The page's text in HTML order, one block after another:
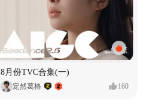
8月份TVC合集(一)
定然葛格 160